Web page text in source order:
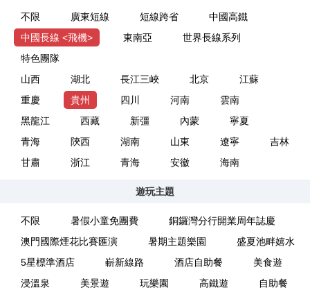
不限 廣東短線 短線跨省
中國高鐵
中國長線 <飛機>
東南亞
世界長線系列
特色團隊
山西
湖北 長江三峽 北京
江蘇
重慶
貴州 四川 河南
雲南
黑龍江
西藏 新彊 內蒙
寧夏
青海
陝西 湖南 山東 遼寧
吉林
甘肅
浙江 青海 安徽 海南
遊玩主題
不限 暑假小童免團費
銅鑼灣分行開業周年誌慶
澳門國際煙花比賽匯演
暑期主題樂園
盛夏池畔嬉水
5星標準酒店
嶄新線路 酒店自助餐
美食遊
浸溫泉
美景遊 玩樂園 高鐵遊
自助餐